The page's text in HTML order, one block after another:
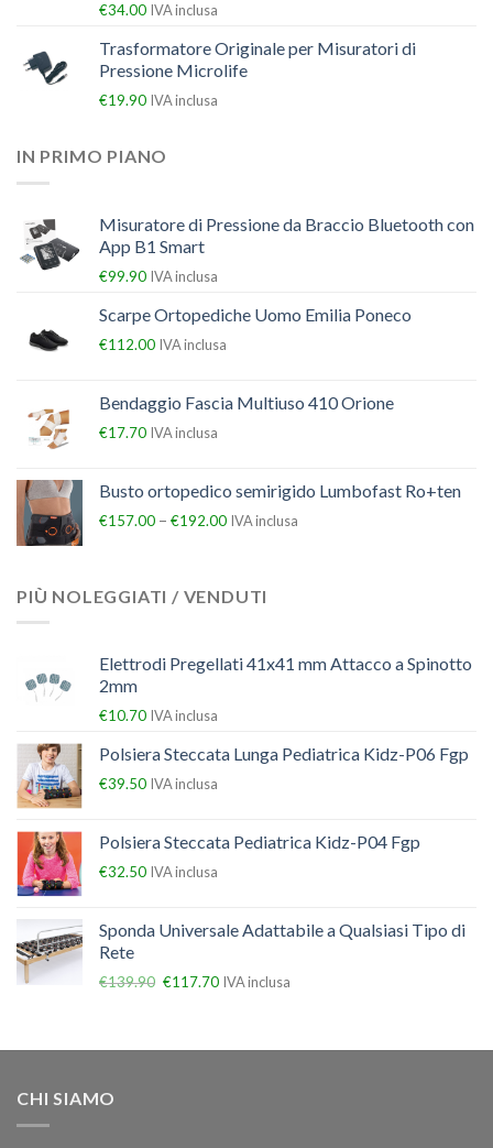
€34.00 IVA inclusa
Trasformatore Originale per Misuratori di
Pressione Microlife
€19.90 IVA inclusa
IN PRIMO PIANO
Misuratore di Pressione da Braccio Bluetooth con
App B1 Smart
€99.90 IVA inclusa
Scarpe Ortopediche Uomo Emilia Poneco
€112.00 IVA inclusa
Bendaggio Fascia Multiuso 410 Orione
€17.70 IVA inclusa
Busto ortopedico semirigido Lumbofast Ro+ten
€157.00 – €192.00 IVA inclusa
PIÙ NOLEGGIATI / VENDUTI
Elettrodi Pregellati 41x41 mm Attacco a Spinotto
2mm
€10.70 IVA inclusa
Polsiera Steccata Lunga Pediatrica Kidz-P06 Fgp
€39.50 IVA inclusa
Polsiera Steccata Pediatrica Kidz-P04 Fgp
€32.50 IVA inclusa
Sponda Universale Adattabile a Qualsiasi Tipo di
Rete
€139.90 €117.70 IVA inclusa
CHI SIAMO